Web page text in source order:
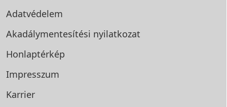
Adatvédelem
Akadálymentesítési nyilatkozat
Honlaptérkép
Impresszum
Karrier